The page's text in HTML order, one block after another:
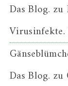
Das Blog. zu
Virusinfekte.
Das Blog. zu